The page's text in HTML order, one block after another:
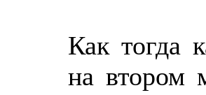
Как тогда
на втором